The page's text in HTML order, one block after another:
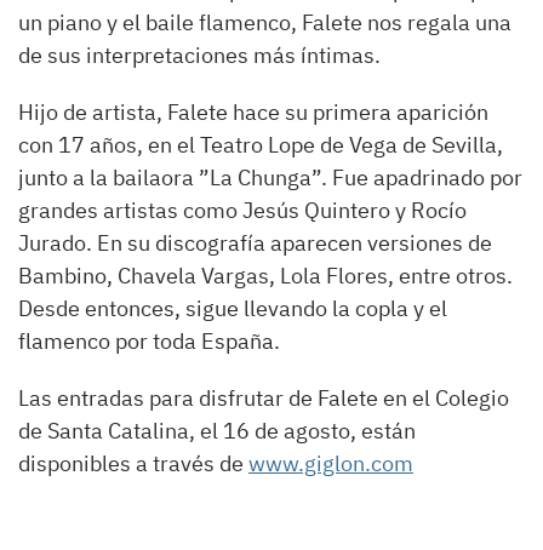
un piano y el baile flamenco, Falete nos regala una
de sus interpretaciones más íntimas.
Hijo de artista, Falete hace su primera aparición
con 17 años, en el Teatro Lope de Vega de Sevilla,
junto a la bailaora ”La Chunga”. Fue apadrinado por
grandes artistas como Jesús Quintero y Rocío
Jurado. En su discografía aparecen versiones de
Bambino, Chavela Vargas, Lola Flores, entre otros.
Desde entonces, sigue llevando la copla y el
flamenco por toda España.
Las entradas para disfrutar de Falete en el Colegio
de Santa Catalina, el 16 de agosto, están
disponibles a través de www.giglon.com